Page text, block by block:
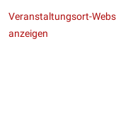
Veranstaltungsort-
anzeigen